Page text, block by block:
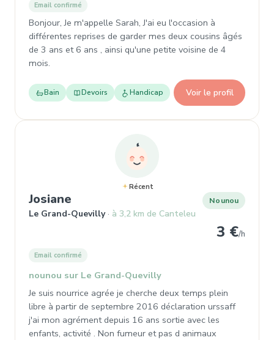
Email confirmé
Bonjour, Je m'appelle Sarah, J'ai eu l'occasion à
différentes reprises de garder mes deux cousins âgés
de 3 ans et 6 ans , ainsi qu'une petite voisine de 4
mois.
Bain Devoirs Handicap Voir le profil
Récent
Josiane , Nounou à Le Grand-Quevilly
Le Grand-Quevilly à 3,2 km de Canteleu
Nounou
3 €/h
Email confirmé
nounou sur Le Grand-Quevilly
Je suis nourrice agrée je cherche deux temps plein
libre à partir de septembre 2016 déclaration urssaff
j'ai mon agrément depuis 16 ans sortie avec les
enfants, activité . Non fumeur et pas d animaux